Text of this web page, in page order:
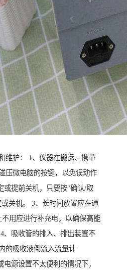
维护： 1、仪器在搬运、携带
压微电脑的按键，以免误动作
或提前关机，只要按"确认/取
关机。 3、长时间放置应在通
用应进行补充电，以确保高能
、吸收管的排入、排出装置不
的吸收液倒流入流量计
源设置不太便利的情况下，